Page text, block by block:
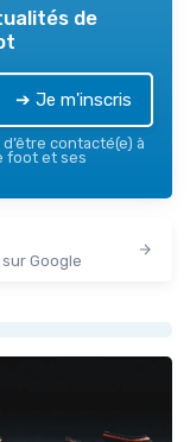
de
➔ Je m'inscris
contacté(e) à
foot et ses
Google